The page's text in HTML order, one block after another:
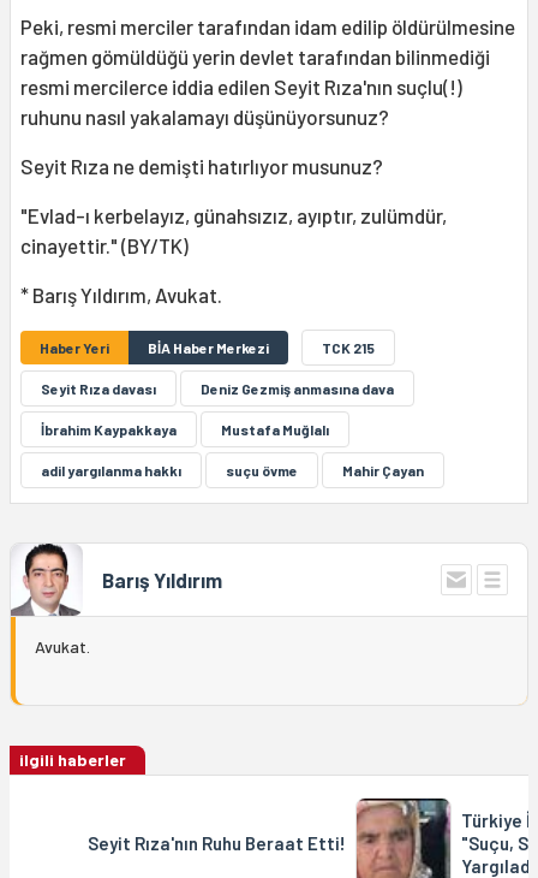
Peki, resmi merciler tarafından idam edilip öldürülmesine
rağmen gömüldüğü yerin devlet tarafından bilinmediği
resmi mercilerce iddia edilen Seyit Rıza'nın suçlu(!)
ruhunu nasıl yakalamayı düşünüyorsunuz?
Seyit Rıza ne demişti hatırlıyor musunuz?
"Evlad-ı kerbelayız, günahsızız, ayıptır, zulümdür,
cinayettir." (BY/TK)
* Barış Yıldırım, Avukat.
Haber Yeri BİA Haber Merkezi TCK 215
Seyit Rıza davası Deniz Gezmiş anmasına dava
İbrahim Kaypakkaya Mustafa Muğlalı
adil yargılanma hakkı suçu övme Mahir Çayan
Barış Yıldırım
Avukat.
ilgili haberler
Seyit Rıza'nın Ruhu Beraat Etti!
Türkiye
"Suçu,
Yargıladı